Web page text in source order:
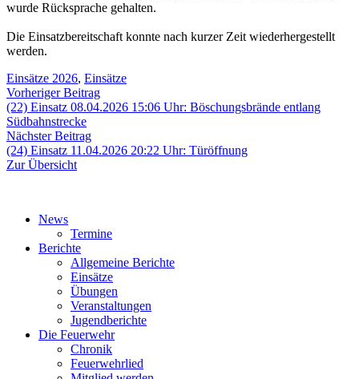
wurde Rücksprache gehalten.
Die Einsatzbereitschaft konnte nach kurzer Zeit wiederhergestellt
werden.
Einsätze 2026, Einsätze
Beitragsnavigation
Vorheriger BeitragVorheriger
Beitrag:
(22) Einsatz 08.04.2026 15:06 Uhr: Böschungsbrände entlang
Südbahnstrecke
Nächster BeitragNächster
Beitrag:
(24) Einsatz 11.04.2026 20:22 Uhr: Türöffnung
Zur Übersicht
News
Termine
Berichte
Allgemeine Berichte
Einsätze
Übungen
Veranstaltungen
Jugendberichte
Die Feuerwehr
Chronik
Feuerwehrlied